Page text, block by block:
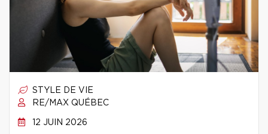
STYLE DE VIE
RE/MAX QUÉBEC
12 JUIN 2026